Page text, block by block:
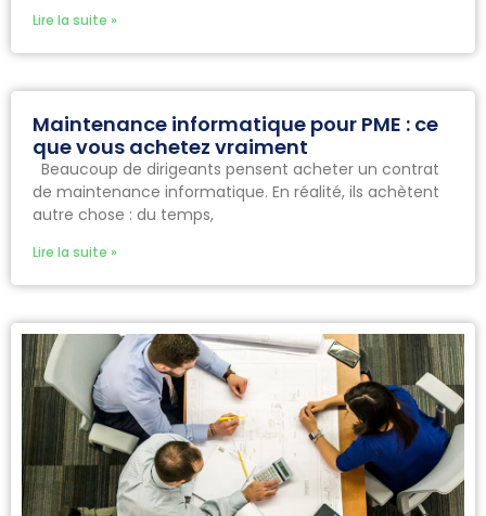
Lire la suite »
Maintenance informatique pour PME : ce
que vous achetez vraiment
Beaucoup de dirigeants pensent acheter un contrat
de maintenance informatique. En réalité, ils achètent
autre chose : du temps,
Lire la suite »